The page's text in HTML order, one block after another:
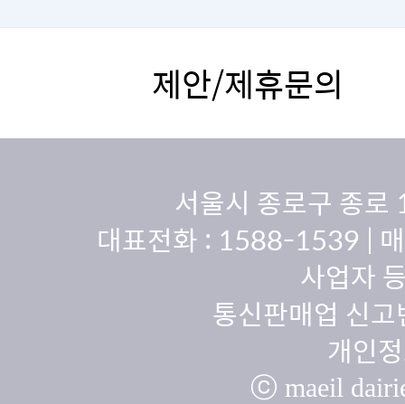
제안/제휴문의
서울시 종로구 종
대표전화 : 1588-1539 |
사업자
통신판매업 신
개인
ⓒ maeil